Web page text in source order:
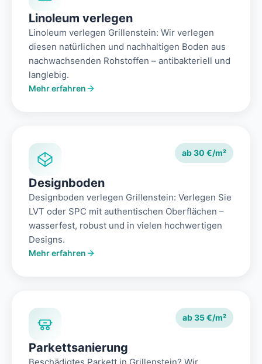
Linoleum verlegen
Linoleum verlegen Grillenstein: Wir verlegen
diesen natürlichen und nachhaltigen Boden aus
nachwachsenden Rohstoffen – antibakteriell und
langlebig.
Mehr erfahren
ab 30 €/m²
Designboden
Designboden verlegen Grillenstein: Verlegen Sie
LVT oder SPC mit authentischen Oberflächen –
wasserfest, robust und in vielen hochwertigen
Designs.
Mehr erfahren
ab 35 €/m²
Parkettsanierung